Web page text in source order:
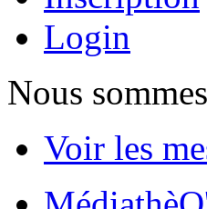
Login
Nous
Voir les